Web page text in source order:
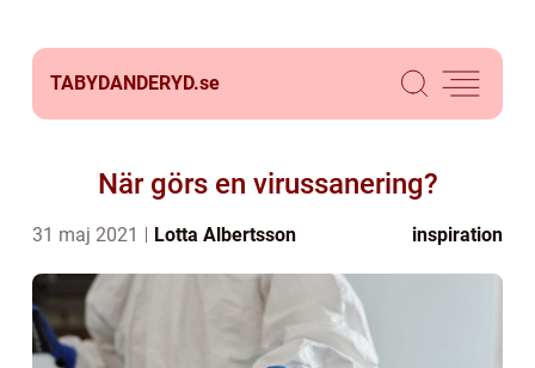
TABYDANDERYD.se
När görs en virussanering?
31 maj 2021 Lotta Albertsson inspiration